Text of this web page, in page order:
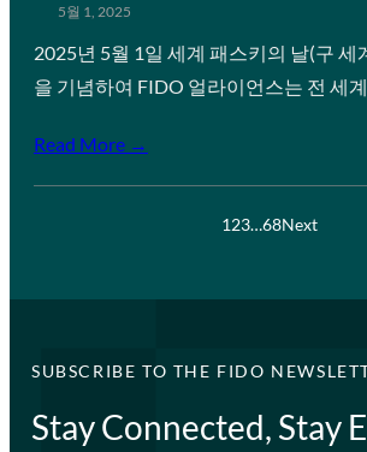
5월 1, 2025
2025년 5월 1일 세계 패스키의 날(구 세
을 기념하여 FIDO 얼라이언스는 전 세계
Read More →
123…68Next
SUBSCRIBE TO THE FIDO
Stay Connected, Stay